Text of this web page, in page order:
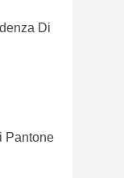
Di
Pantone